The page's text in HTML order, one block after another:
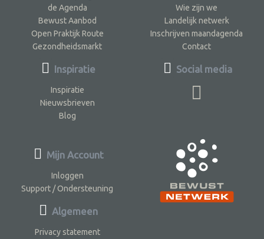
de Agenda
Bewust Aanbod
Open Praktijk Route
Gezondheidsmarkt
Inspiratie
Inspiratie
Nieuwsbrieven
Blog
Wie zijn we
Landelijk netwerk
Inschrijven maandagenda
Contact
Social media
Mijn Account
Inloggen
Support / Ondersteuning
Algemeen
Privacy statement